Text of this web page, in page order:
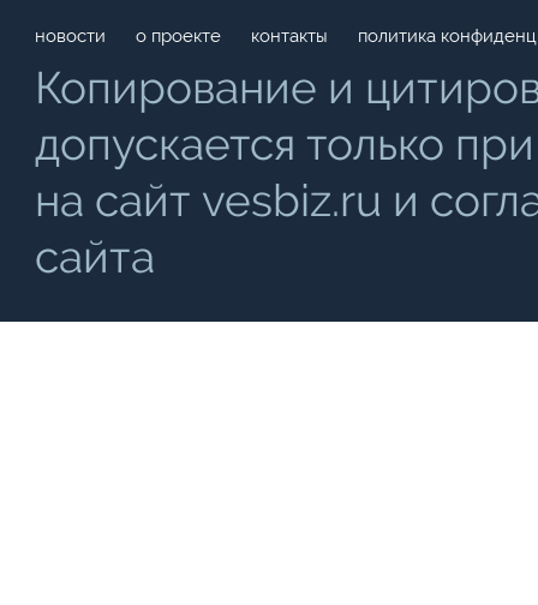
новости о проекте контакты политика
Копирование и
допускается только
на сайт vesbiz.ru и
сайта